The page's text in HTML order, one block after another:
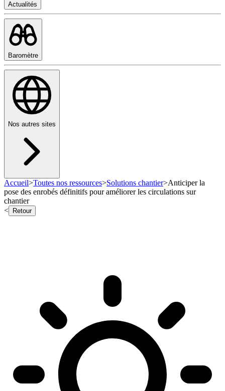
Actualités
Baromètre
Nos autres sites
Accueil>Toutes nos ressources>Solutions chantier>Anticiper la
pose des enrobés définitifs pour améliorer les circulations sur
chantier
<
Retour